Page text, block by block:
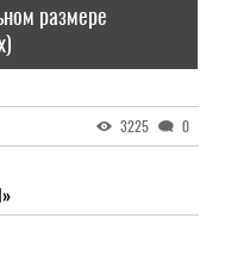
размере
3225 0